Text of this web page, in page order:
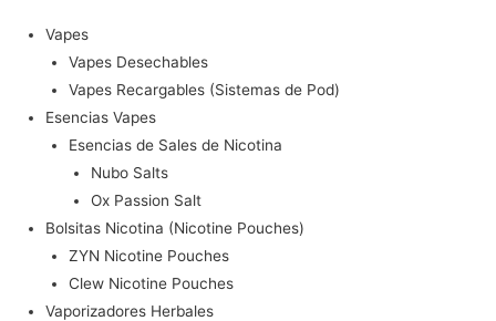
Vapes
Vapes Desechables
Vapes Recargables (Sistemas de Pod)
Esencias Vapes
Esencias de Sales de Nicotina
Nubo Salts
Ox Passion Salt
Bolsitas Nicotina (Nicotine Pouches)
ZYN Nicotine Pouches
Clew Nicotine Pouches
Vaporizadores Herbales